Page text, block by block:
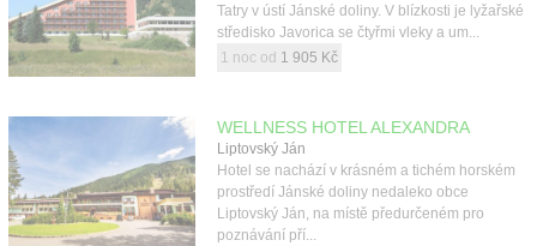
Tatry v ústí Jánské doliny. V blízkosti je lyžařské
středisko Javorica se čtyřmi vleky a um...
1 noc od 1 905 Kč
WELLNESS HOTEL ALEXANDRA
Liptovský Ján
Hotel se nachází v krásném a tichém horském
prostředí Jánské doliny nedaleko obce
Liptovský Ján, na místě předurčeném pro
poznávání pří...